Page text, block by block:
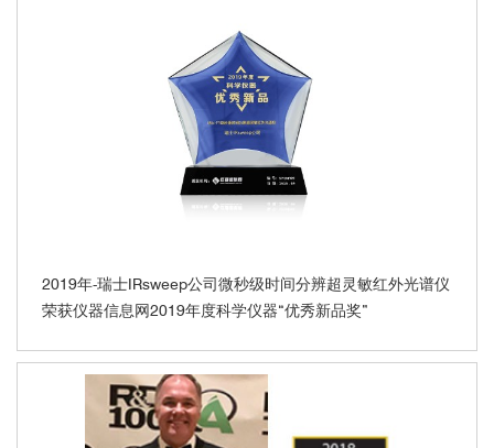
2019年-瑞士IRsweep公司微秒级时间分辨超灵敏红外光谱仪
荣获仪器信息网2019年度科学仪器“优秀新品奖”